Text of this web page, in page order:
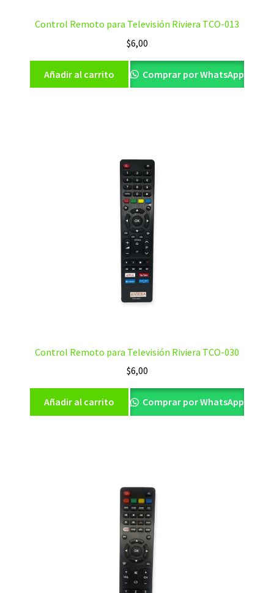
Control Remoto para Televisión Riviera TCO-013
$6,00
Añadir al carrito Comprar por WhatsApp
Control Remoto para Televisión Riviera TCO-030
$6,00
Añadir al carrito Comprar por WhatsApp